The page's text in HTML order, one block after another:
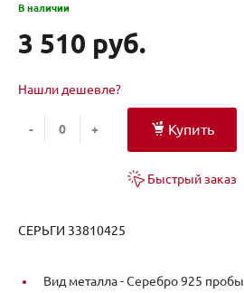
В наличии
3 510 руб.
Нашли дешевле?
- + Купить
Быстрый заказ
СЕРЬГИ 33810425
Вид металла -Серебро 925 пробы